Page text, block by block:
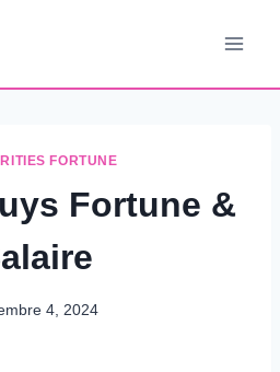
FORTUNE
Fortune &
4, 2024